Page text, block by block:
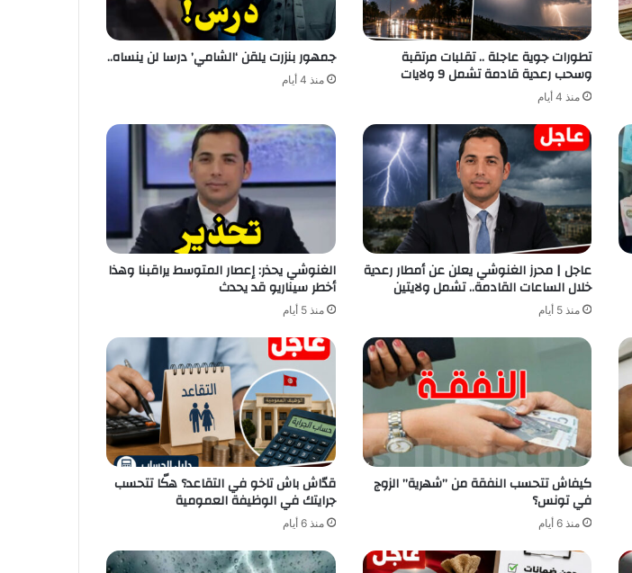
تطورات جوية عاجلة .. تقلبات مرتقبة
وسحب رعدية قادمة تشمل 9 ولايات
منذ 4 أيام
جمهور بنزرت يلقن ‘الشامي’ درسا لن ينساه..
منذ 4 أيام
عاجل | محرز الغنوشي يعلن عن أمطار رعدية
خلال الساعات القادمة.. تشمل ولايتين
منذ 5 أيام
الغنوشي يحذر: إعصار المتوسط يراقبنا وهذا
أخطر سيناريو قد يحدث
منذ 5 أيام
كيفاش تتحسب النفقة من ”شهرية” الزوج
في تونس؟
منذ 6 أيام
قدّاش باش تاخو في التقاعد؟ هكّا تتحسب
جرايتك في الوظيفة العمومية
منذ 6 أيام